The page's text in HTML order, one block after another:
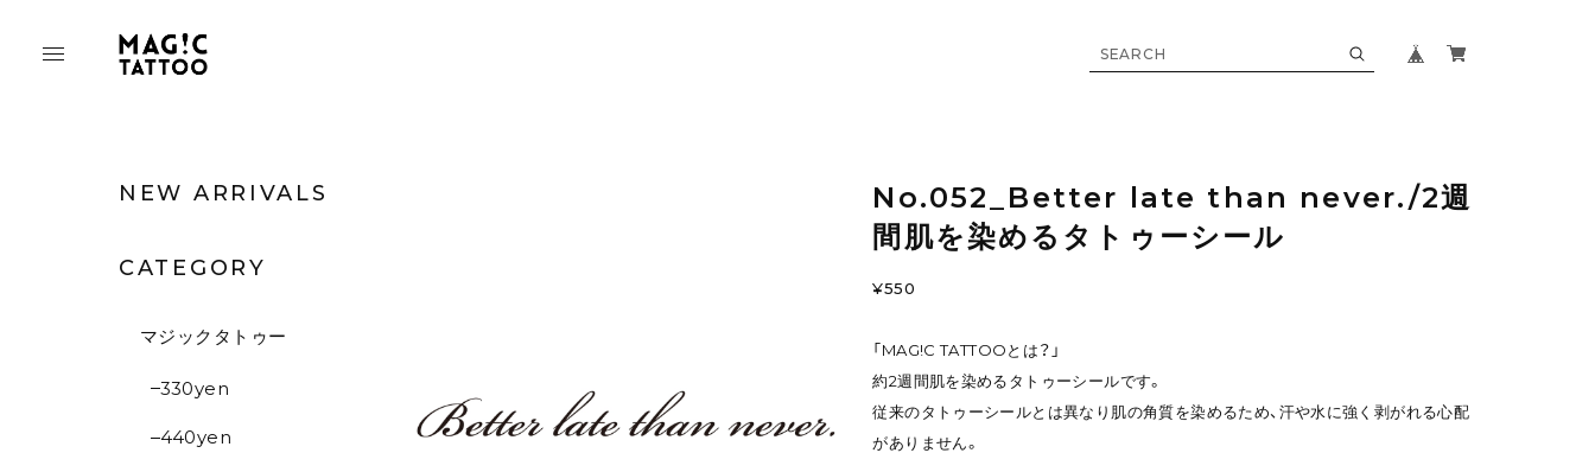
NEW ARRIVALS
CATEGORY
マジックタトゥー
330yen
440yen
No.052_Better late than never./2週
間肌を染めるタトゥーシール
¥550
「MAG!C TATTOOとは？」
約2週間肌を染めるタトゥーシールです。
従来のタトゥーシールとは異なり肌の角質を染めるため、汗や水に強く剥がれる心配
がありません。